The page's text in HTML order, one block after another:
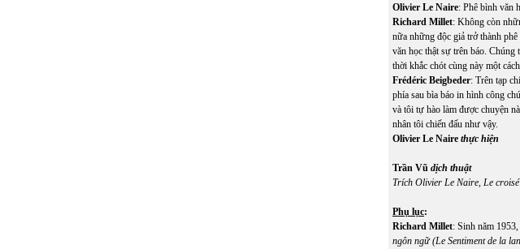
Olivier Le Naire: Phê bình văn
Richard Millet: Không còn
nữa những độc giả trở thành
văn học thật sự trên báo.
thời khắc chót cùng này một
Frédéric Beigbeder: Trên tạp
phía sau bìa báo in hình công
và tôi tự hào làm được chuyện
nhân tôi chiến đấu như vậy.
Olivier Le Naire thực hiện
Trần Vũ dịch thuật
Trích Olivier Le Naire, Le
Phụ lục:
Richard Millet: Sinh năm
ngôn ngữ (Le Sentiment de la